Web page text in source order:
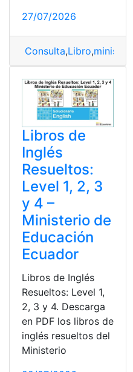
27/07/2026
Consulta,Libro,ministerio
Libros de
Inglés
Resueltos:
Level 1, 2, 3
y 4 –
Ministerio de
Educación
Ecuador
Libros de Inglés
Resueltos: Level 1,
2, 3 y 4. Descarga
en PDF los libros de
inglés resueltos del
Ministerio